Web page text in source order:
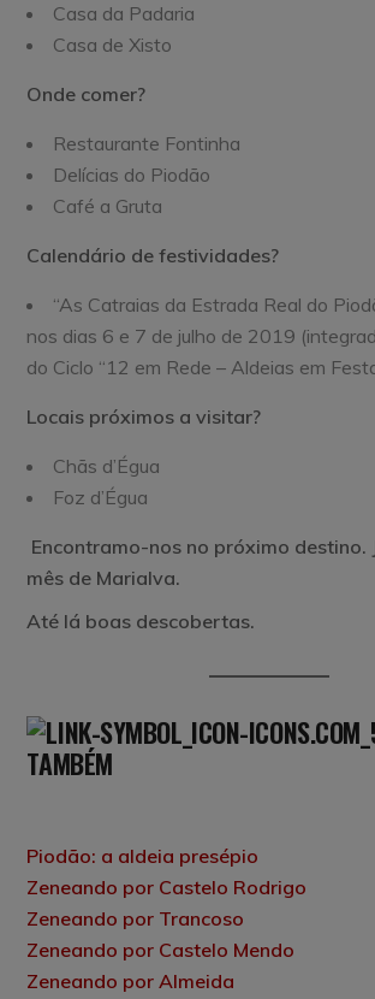
Casa da Padaria
Casa de Xisto
Onde comer?
Restaurante Fontinha
Delícias do Piodão
Café a Gruta
Calendário de festividades?
“As Catraias da Estrada Real do
nos dias 6 e 7 de julho de 2019
do Ciclo “12 em Rede – Aldeias em
Locais próximos a visitar?
Chãs d’Égua
Foz d’Égua
Encontramo-nos no próximo destino.
mês de Marialva.
Até lá boas descobertas.
TAMBÉM
Piodão: a aldeia presépio
Zeneando por Castelo Rodrigo
Zeneando por Trancoso
Zeneando por Castelo Mendo
Zeneando por Almeida